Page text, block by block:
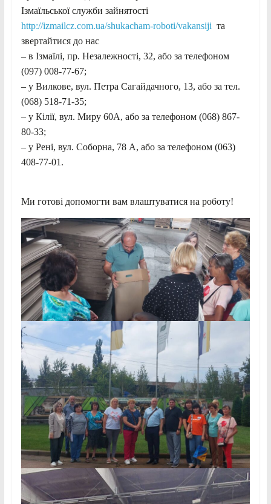
Ізмаїльської служби зайнятості
http://izmailcz.com.ua/shukacham-roboti/vakansiji та
звертайтися до нас
– в Ізмаїлі, пр. Незалежності, 32, або за телефоном
(097) 008-77-67;
– у Вилкове, вул. Петра Сагайдачного, 13, або за тел.
(068) 518-71-35;
– у Кілії, вул. Миру 60А, або за телефоном (068) 867-
80-33;
– у Рені, вул. Соборна, 78 А, або за телефоном (063)
408-77-01.
Ми готові допомогти вам влаштуватися на роботу!